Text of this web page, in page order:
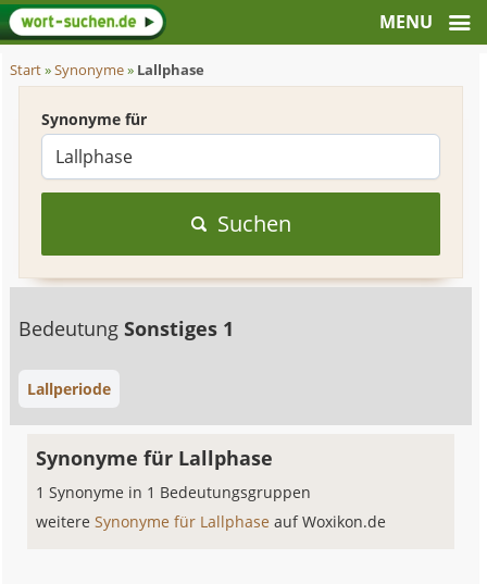
Start»Synonyme» Lallphase
Synonyme für
Suchen
BedeutungSonstiges 1
Lallperiode
Synonyme für Lallphase
1 Synonyme in 1 Bedeutungsgruppen
weitereSynonyme für Lallphaseauf Woxikon.de